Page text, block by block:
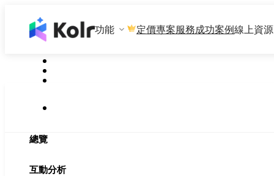
功能 定價專案服務成功案例線上資源
總覽
互動分析